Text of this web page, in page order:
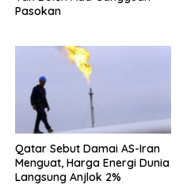
Pasokan
Qatar Sebut Damai AS-Iran
Menguat, Harga Energi Dunia
Langsung Anjlok 2%